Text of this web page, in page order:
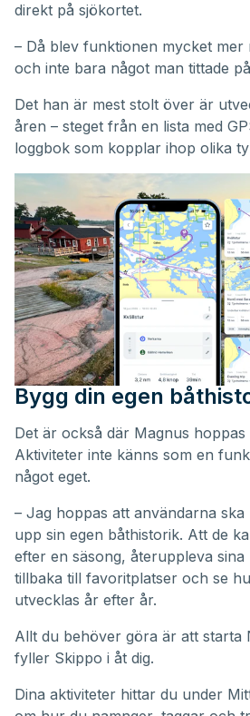
direkt på sjökortet.
– Då blev funktionen mycket mer
och inte bara något man tittade
Det han är mest stolt över är
åren – steget från en lista med
loggbok som kopplar ihop olika
Bygg din egen
Det är också där Magnus
Aktiviteter inte känns som en
något eget.
– Jag hoppas att användarna
upp sin egen båthistorik. Att de
efter en säsong, återuppleva
tillbaka till favoritplatser och se
utvecklas år efter år.
Allt du behöver göra är att starta
fyller Skippo i åt dig.
Dina aktiviteter hittar du under